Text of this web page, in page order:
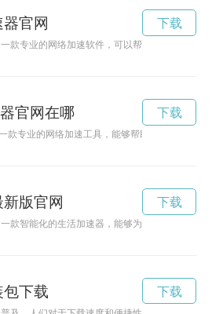
官网
款专业的网络加速软件，可以帮助用户提升网
下载
官网在哪
款专业的网络加速工具，能够帮助用户提升网
下载
版官网
款智能化的生活加速器，能够为你的生活带来
下载
下载 下载